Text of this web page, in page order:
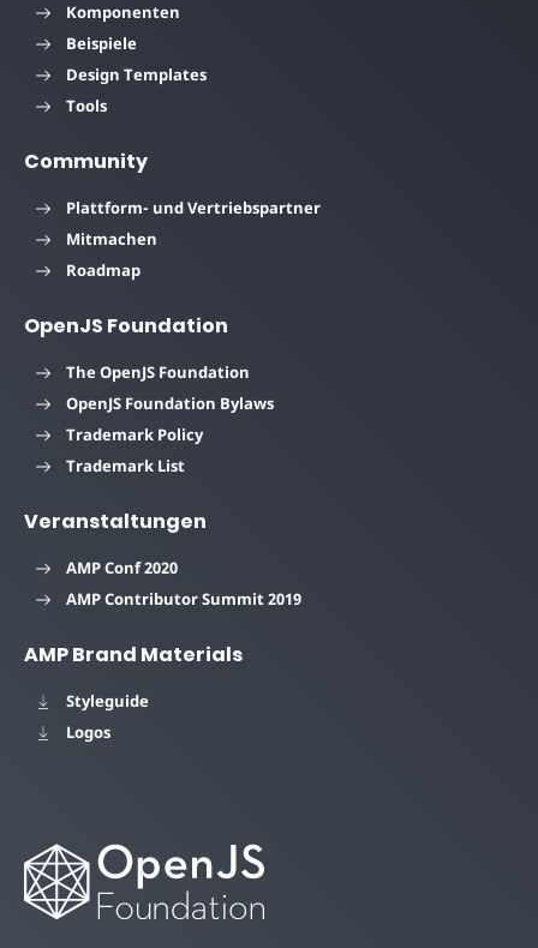
Komponenten
Beispiele
Design Templates
Tools
Community
Plattform- und Vertriebspartner
Mitmachen
Roadmap
OpenJS Foundation
The OpenJS Foundation
OpenJS Foundation Bylaws
Trademark Policy
Trademark List
Veranstaltungen
AMP Conf 2020
AMP Contributor Summit 2019
AMP Brand Materials
Styleguide
Logos